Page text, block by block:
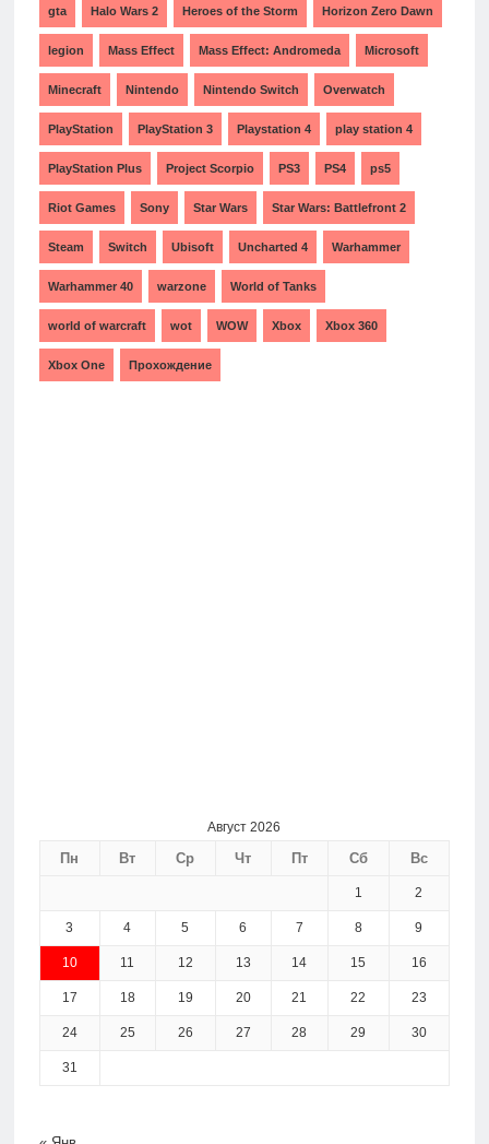
gta Halo Wars 2 Heroes of the Storm Horizon Zero Dawn
legion Mass Effect Mass Effect: Andromeda Microsoft
Minecraft Nintendo Nintendo Switch Overwatch
PlayStation PlayStation 3 Playstation 4 play station 4
PlayStation Plus Project Scorpio PS3 PS4 ps5
Riot Games Sony Star Wars Star Wars: Battlefront 2
Steam Switch Ubisoft Uncharted 4 Warhammer
Warhammer 40 warzone World of Tanks
world of warcraft wot WOW Xbox Xbox 360
Xbox One Прохождение
Август 2026
Пн Вт Ср Чт Пт Сб Вс
1 2
3 4 5 6 7 8 9
10 11 12 13 14 15 16
17 18 19 20 21 22 23
24 25 26 27 28 29 30
31